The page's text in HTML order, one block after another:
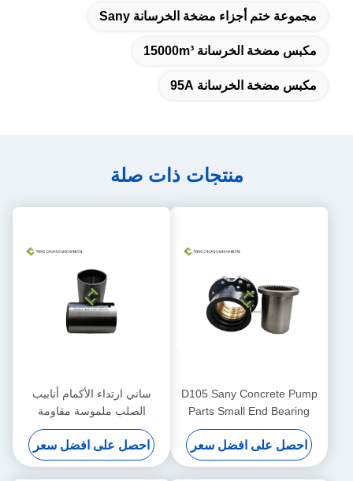
مجموعة ختم أجزاء مضخة الخرسانة Sany
مكبس مضخة الخرسانة 15000m³
مكبس مضخة الخرسانة 95A
منتجات ذات صلة
D105 Sany Concrete Pump
Parts Small End Bearing
Block Assembly
احصل على افضل سعر
ساني ارتداء الأكمام أنابيب
الصلب ملموسة مقاومة
للخرسانة
احصل على افضل سعر